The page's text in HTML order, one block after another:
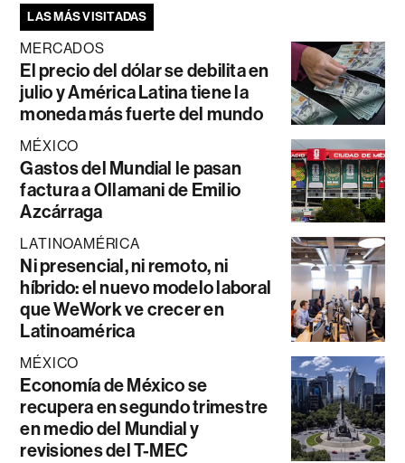
LAS MÁS VISITADAS
MERCADOS
El precio del dólar se debilita en
julio y América Latina tiene la
moneda más fuerte del mundo
MÉXICO
Gastos del Mundial le pasan
factura a Ollamani de Emilio
Azcárraga
LATINOAMÉRICA
Ni presencial, ni remoto, ni
híbrido: el nuevo modelo laboral
que WeWork ve crecer en
Latinoamérica
MÉXICO
Economía de México se
recupera en segundo trimestre
en medio del Mundial y
revisiones del T-MEC